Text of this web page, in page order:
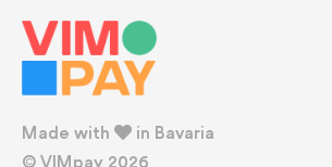
Made with
in Bavaria